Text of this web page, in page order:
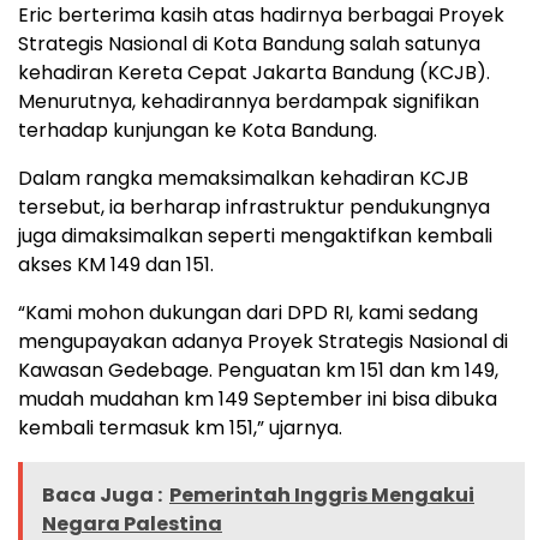
Eric berterima kasih atas hadirnya berbagai Proyek
Strategis Nasional di Kota Bandung salah satunya
kehadiran Kereta Cepat Jakarta Bandung (KCJB).
Menurutnya, kehadirannya berdampak signifikan
terhadap kunjungan ke Kota Bandung.
Dalam rangka memaksimalkan kehadiran KCJB
tersebut, ia berharap infrastruktur pendukungnya
juga dimaksimalkan seperti mengaktifkan kembali
akses KM 149 dan 151.
“Kami mohon dukungan dari DPD RI, kami sedang
mengupayakan adanya Proyek Strategis Nasional di
Kawasan Gedebage. Penguatan km 151 dan km 149,
mudah mudahan km 149 September ini bisa dibuka
kembali termasuk km 151,” ujarnya.
Baca Juga : Pemerintah Inggris Mengakui
Negara Palestina